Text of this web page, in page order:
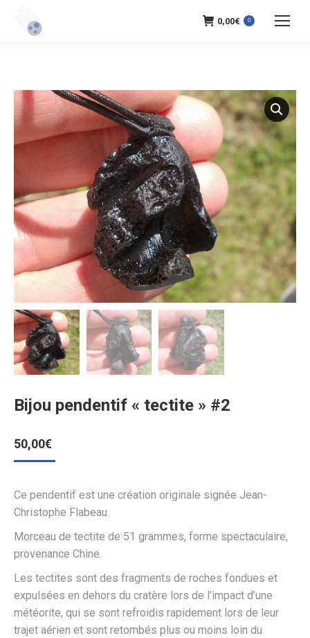
0,00€ 0
Bijou pendentif « tectite » #2
50,00€
Ce pendentif est une création originale signée Jean-
Christophe Flabeau.
Morceau de tectite de 51 grammes, forme spectaculaire,
provenance Chine.
Les tectites sont des fragments de roches fondues et
expulsées en dehors du cratère lors de l’impact d’une
météorite, qui se sont refroidis rapidement lors de leur
trajet aérien et sont retombés plus ou moins loin du